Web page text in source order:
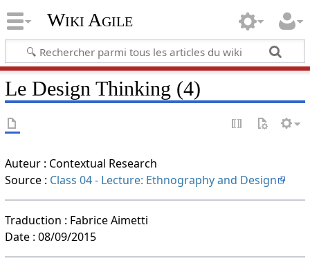
Wiki Agile
Le Design Thinking (4)
Auteur : Contextual Research
Source : Class 04 - Lecture: Ethnography and Design
Traduction : Fabrice Aimetti
Date : 08/09/2015